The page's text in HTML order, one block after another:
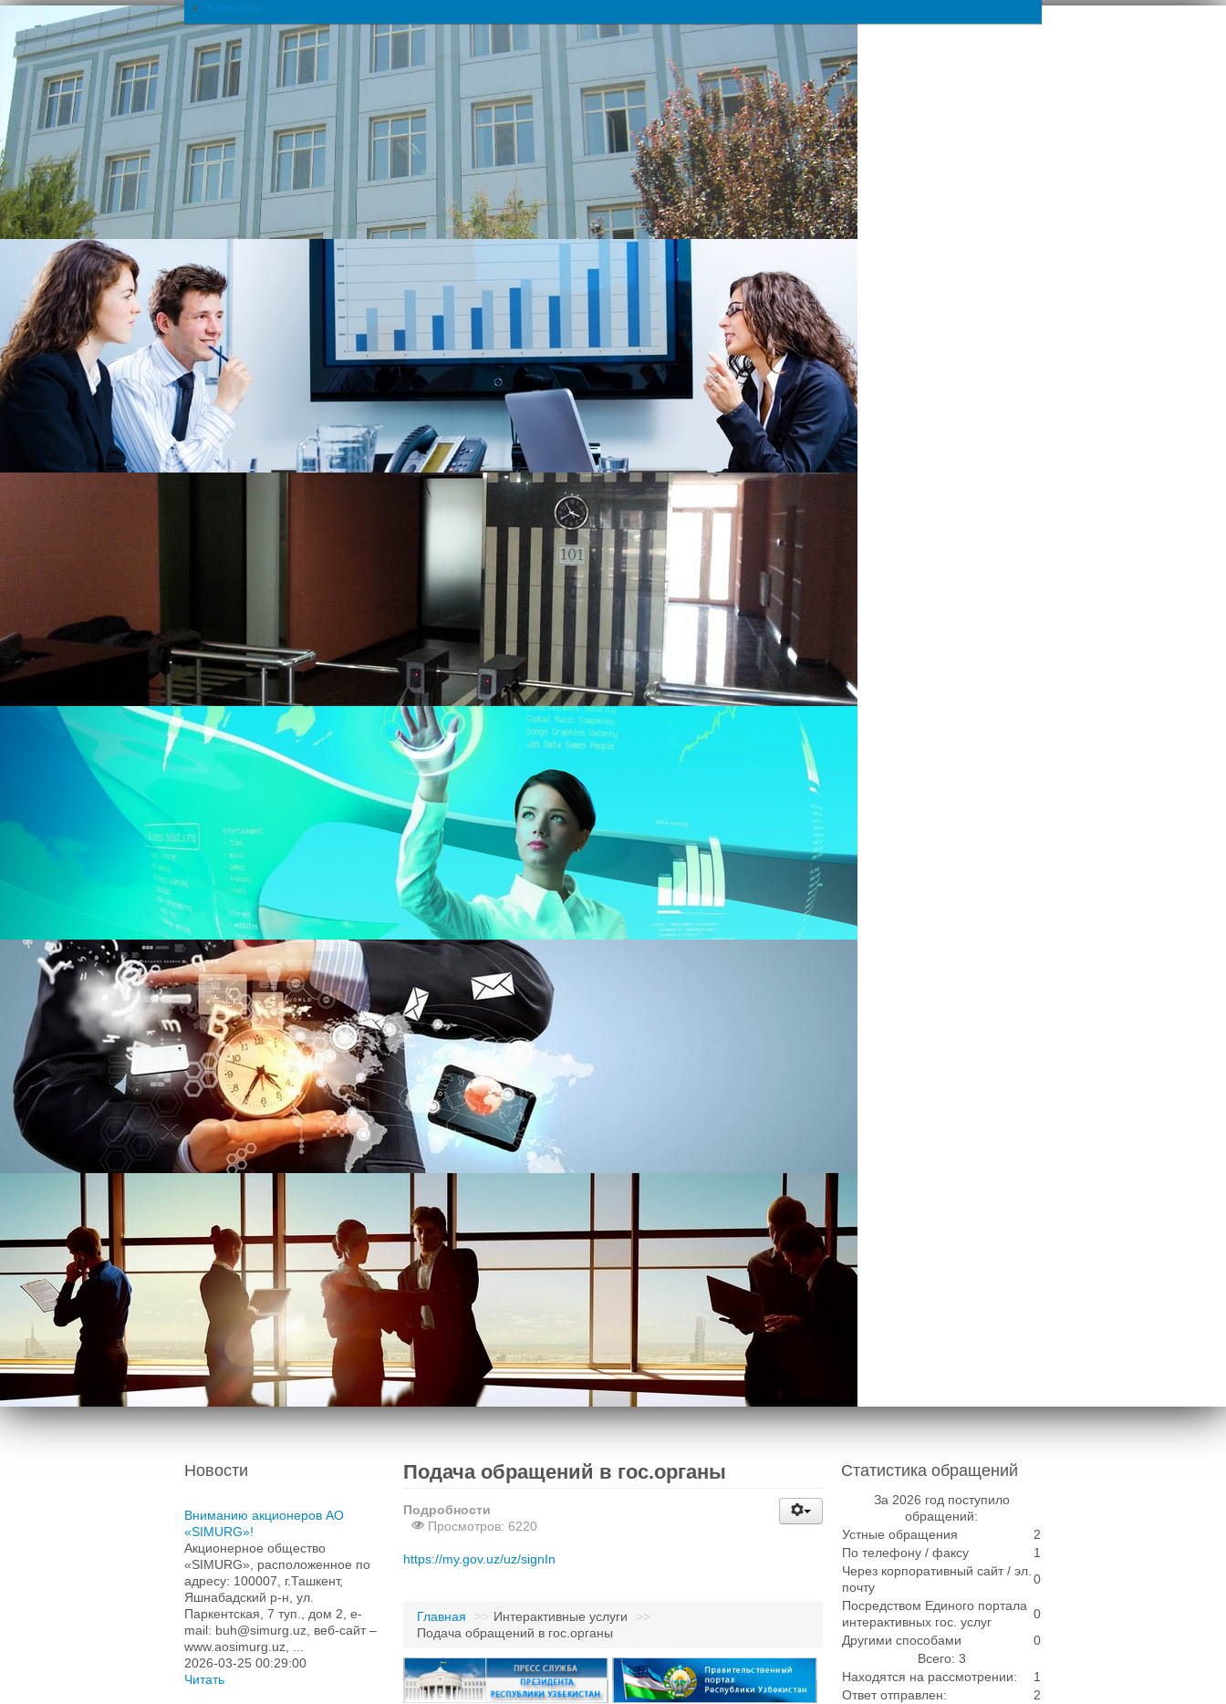
Новости
Вниманию акционеров АО
«SIMURG»!
Акционерное общество
«SIMURG», расположенное по
адресу: 100007, г.Ташкент,
Яшнабадский р-н, ул.
Паркентская, 7 туп., дом 2, e-
mail: buh@simurg.uz, веб-сайт –
www.aosimurg.uz, ...
2026-03-25 00:29:00
Читать
Подача обращений в гос.органы
Подробности
Просмотров: 6220
https://my.gov.uz/uz/signIn
Главная >> Интерактивные услуги
>>
Подача обращений в гос.органы
Статистика обращений
За 2026 год поступило
обращений:
Устные обращения
2
По телефону / факсу
1
Через корпоративный сайт / эл.
почту
0
Посредством Единого портала
интерактивных гос. услуг
0
Другими способами
0
Всего: 3
Находятся на рассмотрении:
1
Ответ отправлен:
2